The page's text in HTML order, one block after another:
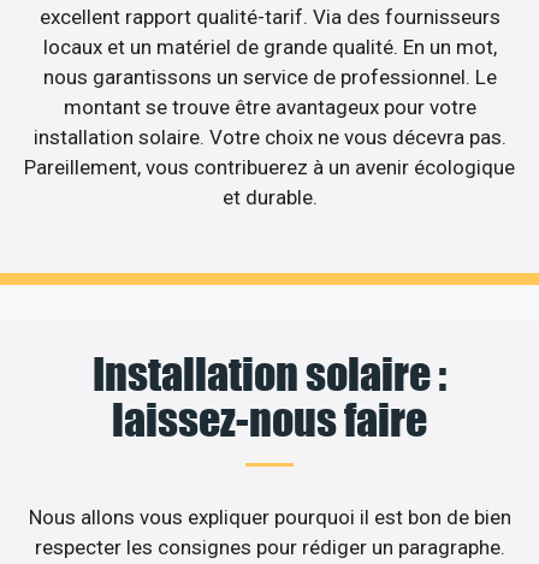
excellent rapport qualité-tarif. Via des fournisseurs
locaux et un matériel de grande qualité. En un mot,
nous garantissons un service de professionnel. Le
montant se trouve être avantageux pour votre
installation solaire. Votre choix ne vous décevra pas.
Pareillement, vous contribuerez à un avenir écologique
et durable.
Installation solaire :
laissez-nous faire
Nous allons vous expliquer pourquoi il est bon de bien
respecter les consignes pour rédiger un paragraphe.